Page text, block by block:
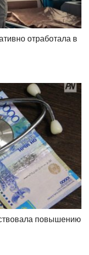
отработала в
повышению